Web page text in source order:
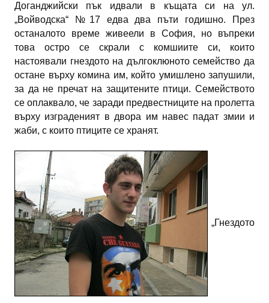
Доганджийски пък идвали в къщата си на ул.
„Войводска“ №17 едва два пъти годишно. През
останалото време живеели в София, но въпреки
това остро се скрали с комшиите си, които
настоявали гнездото на дългоклюното семейство да
остане върху комина им, който умишлено запушили,
за да не пречат на защитените птици. Семейството
се оплаквало, че заради предвестниците на пролетта
върху изграденият в двора им навес падат змии и
жаби, с които птиците се хранят.
„Гнездото